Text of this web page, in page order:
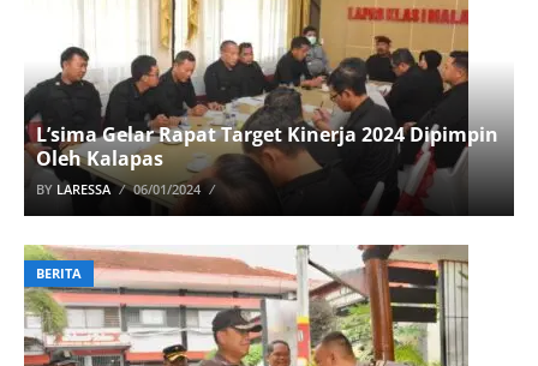
L’sima Gelar Rapat Target Kinerja 2024 Dipimpin
Oleh Kalapas
BY LARESSA 06/01/2024
BERITA